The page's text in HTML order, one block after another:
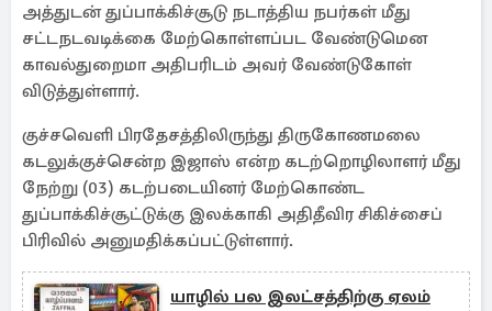
அத்துடன் துப்பாக்கிச்சூடு நடாத்திய நபர்கள் மீது
சட்டநடவடிக்கை மேற்கொள்ளப்பட வேண்டுமென
காவல்துறைமா அதிபரிடம் அவர் வேண்டுகோள்
விடுத்துள்ளார்.
குச்சவெளி பிரதேசத்திலிருந்து திருகோணமலை
கடலுக்குச்சென்ற இஜாஸ் என்ற கடற்றொழிலாளர் மீது
நேற்று (03) கடற்படையினர் மேற்கொண்ட
துப்பாக்கிச்சூட்டுக்கு இலக்காகி அதிதீவிர சிகிச்சைப்
பிரிவில் அனுமதிக்கப்பட்டுள்ளார்.
யாழில் பல இலட்சத்திற்கு ஏலம்